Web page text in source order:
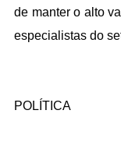
de manter o alto
especialistas do
POLÍTICA